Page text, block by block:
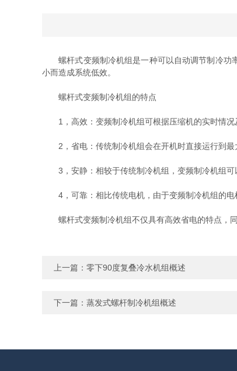
螺杆式变频制冷机组是一种可以自动调节制冷功
小而造成系统低效。
螺杆式变频制冷机组的特点
1，高效：变频制冷机组可根据压缩机的实时情况
2，省电：传统制冷机组会在开机时直接运行到最
3，安静：相较于传统制冷机组，变频制冷机组可
4，可靠：相比传统电机，由于变频制冷机组的电
螺杆式变频制冷机组不仅具有高效省电的特点，同
上一篇： 零下90度复叠冷水机组概述
下一篇： 蒸发式螺杆制冷机组概述